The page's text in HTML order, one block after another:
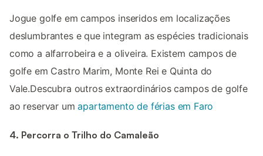
Jogue golfe em campos inseridos em localizações
deslumbrantes e que integram as espécies tradicionais
como a alfarrobeira e a oliveira. Existem campos de
golfe em Castro Marim, Monte Rei e Quinta do
Vale.Descubra outros extraordinários campos de golfe
ao reservar umapartamento de férias em Faro
4. Percorra o Trilho do Camaleão